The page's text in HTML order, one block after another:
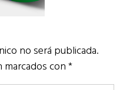
no será publicada.
con*